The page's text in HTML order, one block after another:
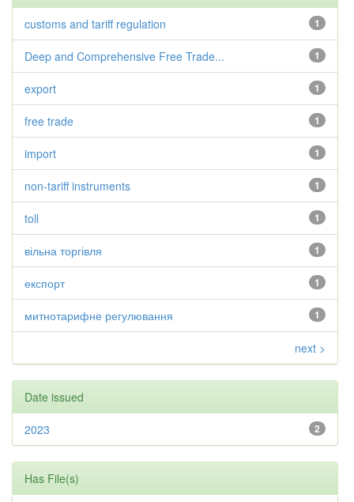
1
customs and tariff regulation
1
Deep and Comprehensive Free Trade...
1
export
1
free trade
1
import
1
non-tariff instruments
1
toll
1
вільна торгівля
1
експорт
1
митнотарифне регулювання
next >
Date issued
2
2023
Has File(s)